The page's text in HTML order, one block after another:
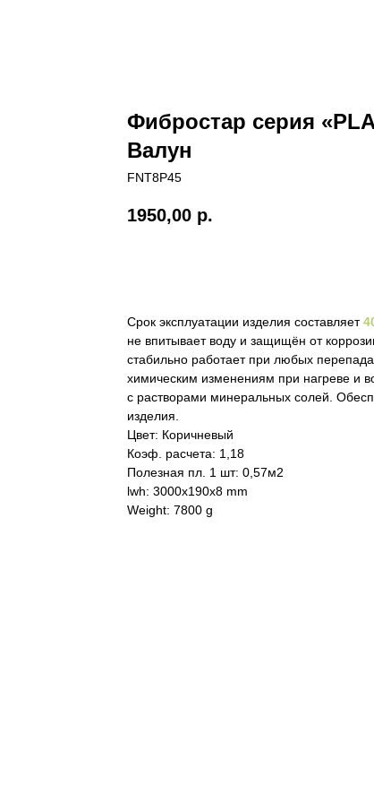
Фибростар серия
Валун
FNT8P45
1950,00 р.
Срок эксплуатации изделия составляет
не впитывает воду и защищён от
стабильно работает при любых
химическим изменениям при нагреве и
с растворами минеральных солей.
изделия.
Цвет: Коричневый
Коэф. расчета: 1,18
Полезная пл. 1 шт: 0,57м2
lwh: 3000x190x8 mm
Weight: 7800 g